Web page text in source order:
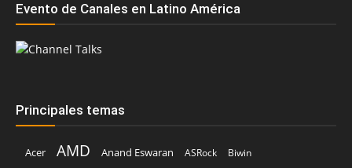
Evento de Canales en Latino América
Principales temas
Acer AMD Anand Eswaran ASRock
Biwin